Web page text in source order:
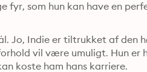
fyr, som hun kan have en
Jo, Indie er tiltrukket af den
vil være umuligt. Hun er
koste ham hans karriere.